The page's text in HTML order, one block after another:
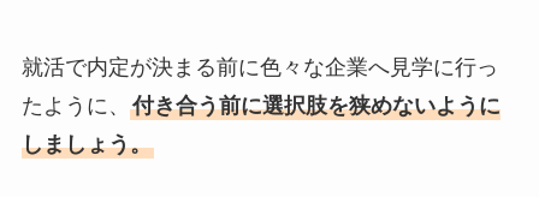
就活で内定が決まる前に色々な企業へ見学に行っ
たように、 付き合う前に選択肢を狭めないように
しましょう。